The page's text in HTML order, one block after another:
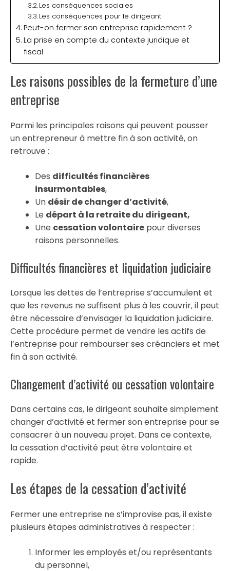
Les conséquences sociales
Les conséquences pour le dirigeant
Peut-on fermer son entreprise rapidement ?
La prise en compte du contexte juridique et
fiscal
Les raisons possibles de la fermeture d’une
entreprise
Parmi les principales raisons qui peuvent pousser
un entrepreneur à mettre fin à son activité, on
retrouve :
Des difficultés financières
insurmontables,
Un désir de changer d’activité,
Le départ à la retraite du dirigeant,
Une cessation volontaire pour diverses
raisons personnelles.
Difficultés financières et liquidation judiciaire
Lorsque les dettes de l’entreprise s’accumulent et
que les revenus ne suffisent plus à les couvrir, il peut
être nécessaire d’envisager la liquidation judiciaire.
Cette procédure permet de vendre les actifs de
l’entreprise pour rembourser ses créanciers et met
fin à son activité.
Changement d’activité ou cessation volontaire
Dans certains cas, le dirigeant souhaite simplement
changer d’activité et fermer son entreprise pour se
consacrer à un nouveau projet. Dans ce contexte,
la cessation d’activité peut être volontaire et
rapide.
Les étapes de la cessation d’activité
Fermer une entreprise ne s’improvise pas, il existe
plusieurs étapes administratives à respecter :
Informer les employés et/ou représentants
du personnel,